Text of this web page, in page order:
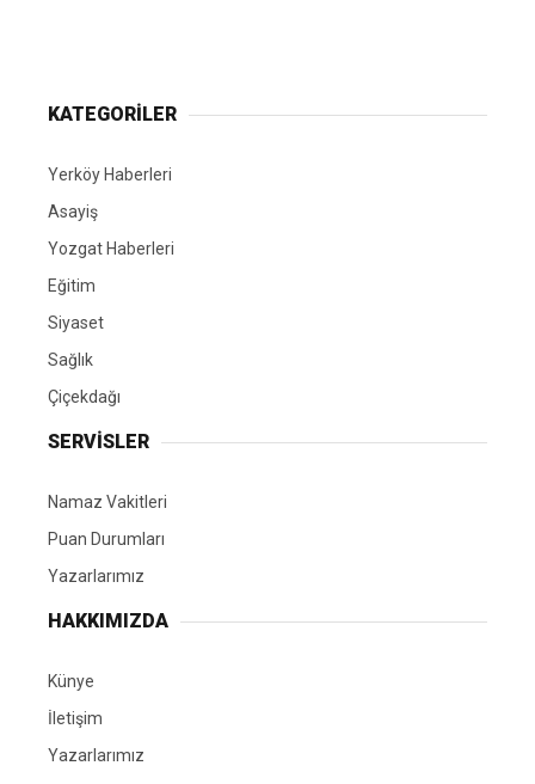
KATEGORİLER
Yerköy Haberleri
Asayiş
Yozgat Haberleri
Eğitim
Siyaset
Sağlık
Çiçekdağı
SERVİSLER
Namaz Vakitleri
Puan Durumları
Yazarlarımız
HAKKIMIZDA
Künye
İletişim
Yazarlarımız